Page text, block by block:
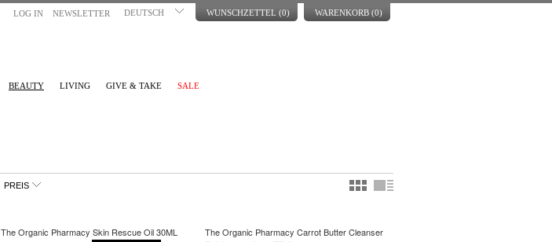
LOG IN NEWSLETTER DEUTSCH WUNSCHZETTEL (0) WARENKORB (0)
BEAUTY LIVING GIVE & TAKE SALE
PREIS
The Organic Pharmacy Skin Rescue Oil 30ML
The Organic Pharmacy Carrot Butter Cleanser